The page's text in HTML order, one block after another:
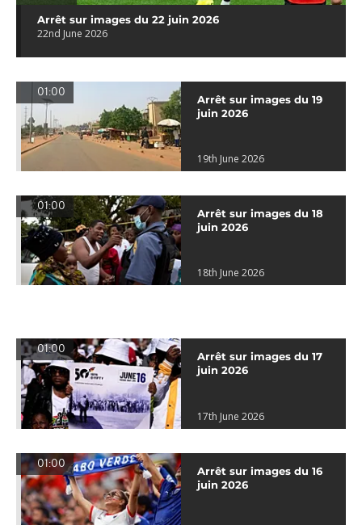
Arrêt sur images du 22 juin 2026
22nd June 2026
01:00
Arrêt sur images du 19
juin 2026
19th June 2026
01:00
Arrêt sur images du 18
juin 2026
18th June 2026
01:00
Arrêt sur images du 17
juin 2026
17th June 2026
01:00
Arrêt sur images du 16
juin 2026